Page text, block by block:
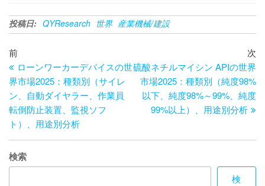
投稿日: QYResearch 世界 産業機械/建設
投
稿
ナ
ビ
ゲ
ー
シ
過
去
の
投
稿
前
ローンワーカーデバイスの世
界市場2025：種類別（サイレ
ン、自動ダイヤラー、作業員
転倒防止装置、監視ソフ
ト）、用途別分析
投
稿
次
硫酸ネチルマイシン APIの世界
市場2025：種類別（純度98%
以下、純度98%～99%、純度
99%以上）、用途別分析
検索
検